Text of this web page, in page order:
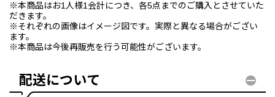
※本商品はお1人様1会計につき、各5点までのご購入とさせていた
だきます。
※それぞれの画像はイメージ図です。実際と異なる場合がござい
ます。
※本商品は今後再販売を行う可能性がございます。
配送について